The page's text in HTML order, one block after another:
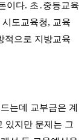
이다. 초․중등교육
도교육청, 교육
적으로 지방교육
는데 교부금은 계
있지만 문제는 그